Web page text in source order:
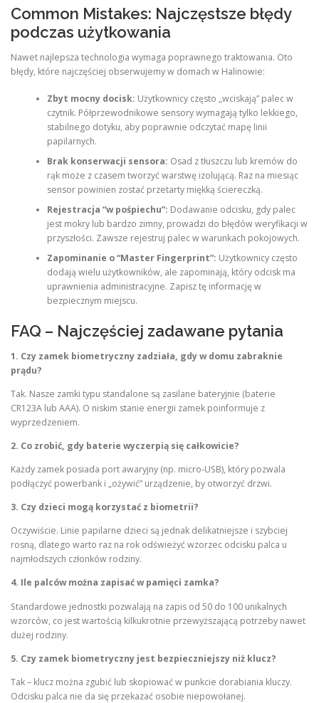
Common Mistakes: Najczęstsze błędy
podczas użytkowania
Nawet najlepsza technologia wymaga poprawnego traktowania. Oto
błędy, które najczęściej obserwujemy w domach w Halinowie:
Zbyt mocny docisk: Użytkownicy często „wciskają” palec w
czytnik. Półprzewodnikowe sensory wymagają tylko lekkiego,
stabilnego dotyku, aby poprawnie odczytać mapę linii
papilarnych.
Brak konserwacji sensora: Osad z tłuszczu lub kremów do
rąk może z czasem tworzyć warstwę izolującą. Raz na miesiąc
sensor powinien zostać przetarty miękką ściereczką.
Rejestracja “w pośpiechu”: Dodawanie odcisku, gdy palec
jest mokry lub bardzo zimny, prowadzi do błędów weryfikacji w
przyszłości. Zawsze rejestruj palec w warunkach pokojowych.
Zapominanie o “Master Fingerprint”: Użytkownicy często
dodają wielu użytkowników, ale zapominają, który odcisk ma
uprawnienia administracyjne. Zapisz tę informację w
bezpiecznym miejscu.
FAQ – Najczęściej zadawane pytania
1. Czy zamek biometryczny zadziała, gdy w domu zabraknie
prądu?
Tak. Nasze zamki typu standalone są zasilane bateryjnie (baterie
CR123A lub AAA). O niskim stanie energii zamek poinformuje z
wyprzedzeniem.
2. Co zrobić, gdy baterie wyczerpią się całkowicie?
Każdy zamek posiada port awaryjny (np. micro-USB), który pozwala
podłączyć powerbank i „ożywić” urządzenie, by otworzyć drzwi.
3. Czy dzieci mogą korzystać z biometrii?
Oczywiście. Linie papilarne dzieci są jednak delikatniejsze i szybciej
rosną, dlatego warto raz na rok odświeżyć wzorzec odcisku palca u
najmłodszych członków rodziny.
4. Ile palców można zapisać w pamięci zamka?
Standardowe jednostki pozwalają na zapis od 50 do 100 unikalnych
wzorców, co jest wartością kilkukrotnie przewyższającą potrzeby nawet
dużej rodziny.
5. Czy zamek biometryczny jest bezpieczniejszy niż klucz?
Tak – klucz można zgubić lub skopiować w punkcie dorabiania kluczy.
Odcisku palca nie da się przekazać osobie niepowołanej.